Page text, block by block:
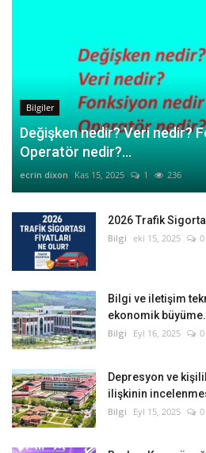
Bilgiler
Değişken nedir? Veri nedir?
Operatör nedir?...
ecrin dixon Kas 15, 2025 1 236
2026 Trafik
Bilgi eki 15, 2025 0
Bilgi ve iletişim
ekonomik
Bilgi Eyl 16, 2025 0
Depresyon ve
ilişkinin
Bilgi Eyl 15, 2025 0